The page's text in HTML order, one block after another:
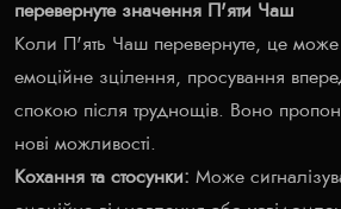
перевернуте значення П'яти Чаш
Коли П'ять Чаш перевернуте, це може
емоційне зцілення, просування
спокою після труднощів. Воно
нові можливості.
Кохання та стосунки: Може